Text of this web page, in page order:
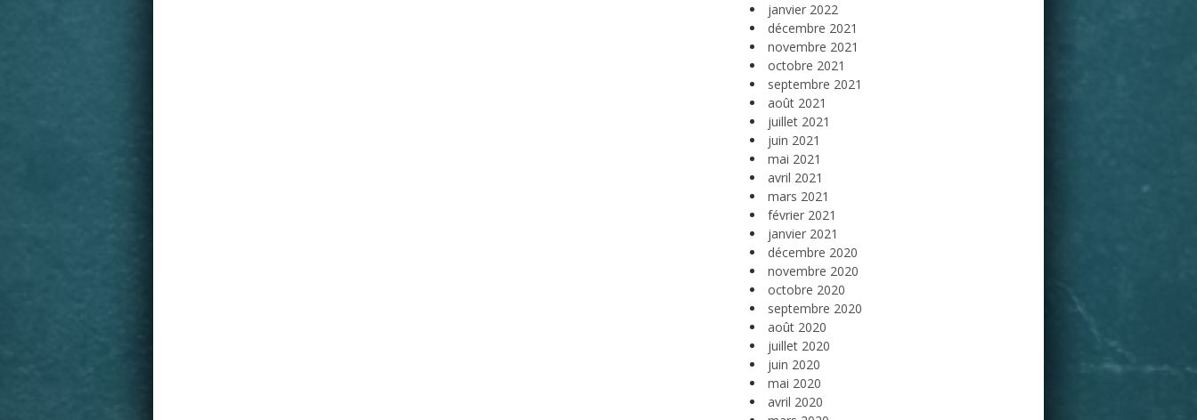
janvier 2022
décembre 2021
novembre 2021
octobre 2021
septembre 2021
août 2021
juillet 2021
juin 2021
mai 2021
avril 2021
mars 2021
février 2021
janvier 2021
décembre 2020
novembre 2020
octobre 2020
septembre 2020
août 2020
juillet 2020
juin 2020
mai 2020
avril 2020